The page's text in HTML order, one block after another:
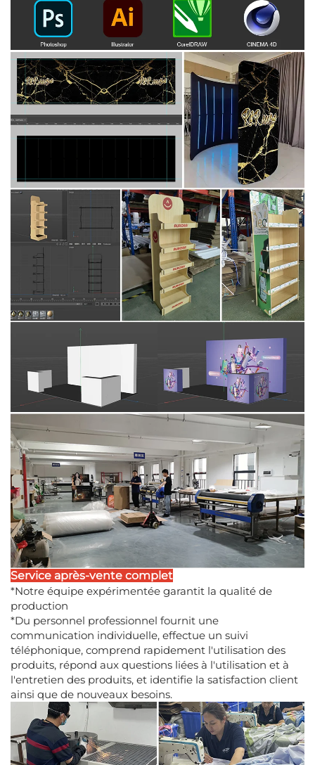
Service après-vente complet
*Notre équipe expérimentée garantit la qualité de
production
*Du personnel professionnel fournit une
communication individuelle, effectue un suivi
téléphonique, comprend rapidement l'utilisation des
produits, répond aux questions liées à l'utilisation et à
l'entretien des produits, et identifie la satisfaction client
ainsi que de nouveaux besoins.